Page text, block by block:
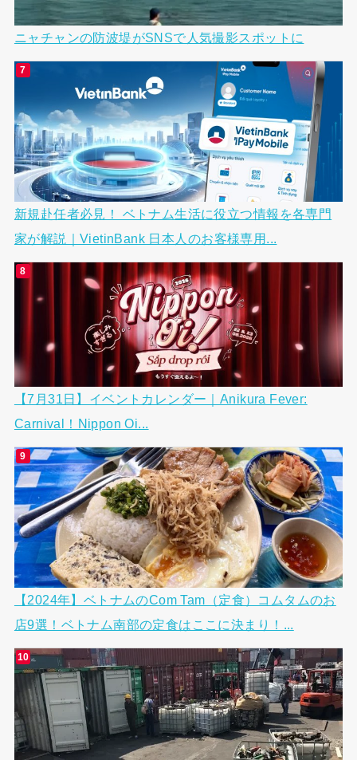
ニャチャンの防波堤がSNSで人気撮影スポットに
新規赴任者必見！ ベトナム生活に役立つ情報を各専門
家が解説｜VietinBank 日本人のお客様専用...
【7月31日】イベントカレンダー｜Anikura Fever:
Carnival！Nippon Oi...
【2024年】ベトナムのCom Tam（定食）コムタムのお
店9選！ベトナム南部の定食はここに決まり！...